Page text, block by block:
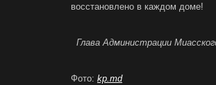
восстановлено в каждом доме!
Глава Администрации
Фото: kp.md